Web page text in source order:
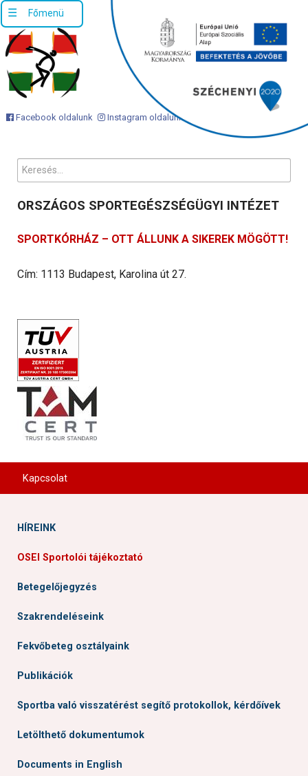
Facebook oldalunk Instagram oldalunk
Keresés...
ORSZÁGOS SPORTEGÉSZSÉGÜGYI INTÉZET
SPORTKÓRHÁZ – OTT ÁLLUNK A SIKEREK MÖGÖTT!
Telefonszámunk: +36 1 488 61 00
Kapcsolat
HÍREINK
OSEI Sportolói tájékoztató
Betegelőjegyzés
Szakrendeléseink
Fekvőbeteg osztályaink
Publikációk
Sportba való visszatérést segítő protokollok, kérdőívek
Letölthető dokumentumok
Documents in English